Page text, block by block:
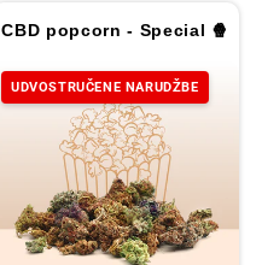
CBD popcorn - Special 🍿
UDVOSTRUČENE NARUDŽBE